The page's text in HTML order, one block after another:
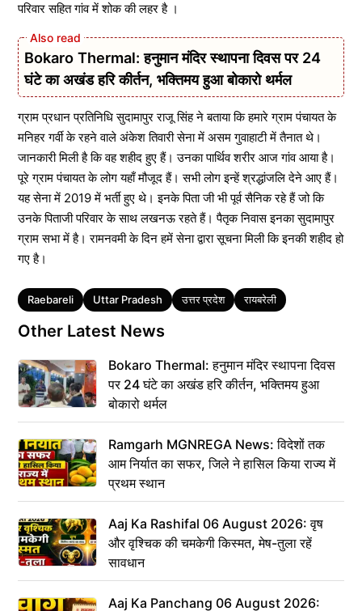
परिवार सहित गांव में शोक की लहर है ।
Bokaro Thermal: हनुमान मंदिर स्थापना दिवस पर 24
घंटे का अखंड हरि कीर्तन, भक्तिमय हुआ बोकारो थर्मल
ग्राम प्रधान प्रतिनिधि सुदामापुर राजू सिंह ने बताया कि हमारे ग्राम पंचायत के
मनिहर गर्वी के रहने वाले अंकेश तिवारी सेना में असम गुवाहाटी में तैनात थे।
जानकारी मिली है कि वह शहीद हुए हैं। उनका पार्थिव शरीर आज गांव आया है।
पूरे ग्राम पंचायत के लोग यहाँ मौजूद हैं। सभी लोग इन्हें श्रद्धांजलि देने आए हैं।
यह सेना में 2019 में भर्ती हुए थे। इनके पिता जी भी पूर्व सैनिक रहे हैं जो कि
उनके पिताजी परिवार के साथ लखनऊ रहते हैं। पैतृक निवास इनका सुदामापुर
ग्राम सभा में है। रामनवमी के दिन हमें सेना द्वारा सूचना मिली कि इनकी शहीद हो
गए है।
Tags
Raebareli Uttar Pradesh उत्तर प्रदेश रायबरेली
Other Latest News
Bokaro Thermal: हनुमान मंदिर स्थापना दिवस
पर 24 घंटे का अखंड हरि कीर्तन, भक्तिमय हुआ
बोकारो थर्मल
Ramgarh MGNREGA News: विदेशों तक
आम निर्यात का सफर, जिले ने हासिल किया राज्य में
प्रथम स्थान
Aaj Ka Rashifal 06 August 2026: वृष
और वृश्चिक की चमकेगी किस्मत, मेष-तुला रहें
सावधान
Aaj Ka Panchang 06 August 2026: